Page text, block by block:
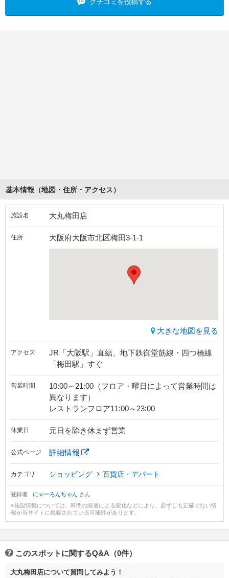
クチコミを投稿する
基本情報（地図・住所・アクセス）
施設名 大丸梅田店
住所 大阪府大阪市北区梅田3-1-1
大きな地図を見る
アクセス
JR「大阪駅」直結、地下鉄御堂筋線・四つ橋線
「梅田駅」すぐ
営業時間
10:00～21:00（フロア・曜日によって営業時間は
異なります）
レストランフロア11:00～23:00
休業日 元日を除き休まず営業
公式ページ 詳細情報
カテゴリ ショッピング 百貨店・デパート
登録者 にゃーろんちゃん さん
※施設情報については、時間の経過による変化などにより、必ずしも正確でない情
報が当サイトに掲載されている可能性があります。
このスポットに関するQ&A（0件）
大丸梅田店について質問してみよう！